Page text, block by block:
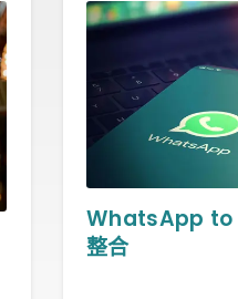
WhatsApp to
整合